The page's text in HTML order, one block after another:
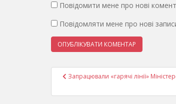
Повідомити мене про нові
Повідомляти мене про нові
Навігація
Запрацювали «гарячі лінії»